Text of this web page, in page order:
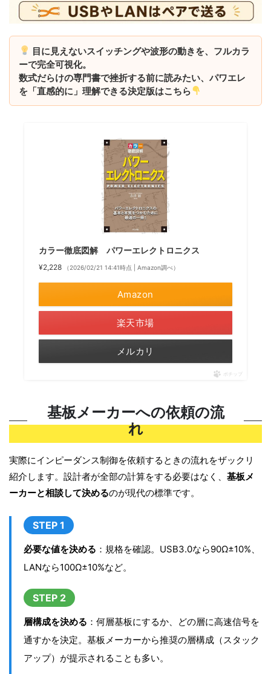
目に見えないスイッチングや波形の動きを、フルカラ
ーで完全可視化。
数式だらけの専門書で挫折する前に読みたい、パワエレ
を「直感的に」理解できる決定版はこちら
カラー徹底図解 パワーエレクトロニクス
¥2,228 （2026/02/21 14:41時点 | Amazon調べ）
Amazon
楽天市場
メルカリ
ポチップ
基板メーカーへの依頼の流
れ
実際にインピーダンス制御を依頼するときの流れをザックリ
紹介します。設計者が全部の計算をする必要はなく、 基板メ
ーカーと相談して決めるのが現代の標準です。
STEP 1
必要な値を決める ：規格を確認。USB3.0なら90Ω±10%、
LANなら100Ω±10%など。
STEP 2
層構成を決める ：何層基板にするか、どの層に高速信号を
通すかを決定。基板メーカーから推奨の層構成（スタック
アップ）が提示されることも多い。